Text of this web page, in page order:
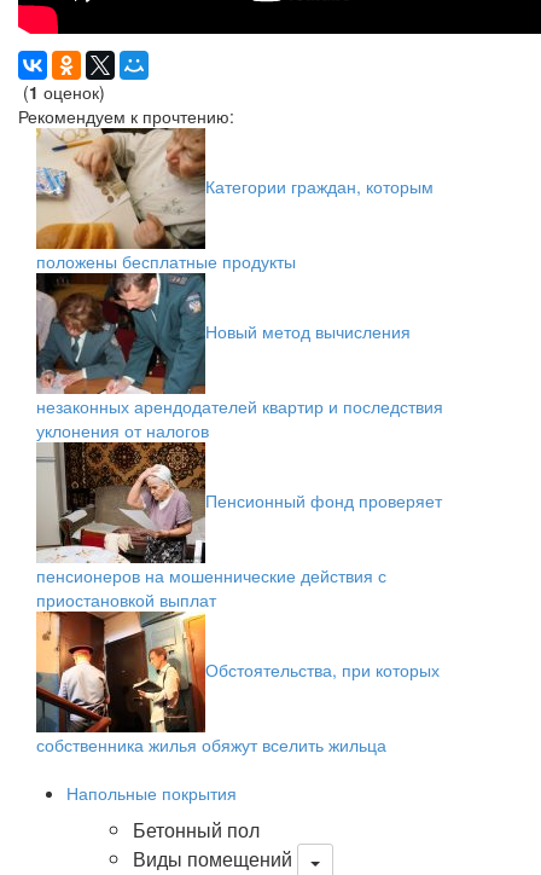
(1 оценок)
Рекомендуем к прочтению:
Категории граждан, которым
положены бесплатные продукты
Новый метод вычисления
незаконных арендодателей квартир и последствия
уклонения от налогов
Пенсионный фонд проверяет
пенсионеров на мошеннические действия с
приостановкой выплат
Обстоятельства, при которых
собственника жилья обяжут вселить жильца
Напольные покрытия
Бетонный пол
Виды помещений